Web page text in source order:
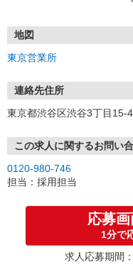
①応募から3営業日を目安に
★スマホでWEB面接（
す
③面接実施（履歴書不要）
※ご希望があれば、職場見
お気軽にご応募ください♪
地図
東京営業所
連絡先住所
東京都渋谷区渋谷3丁目
この求人に関するお問い
0120-980-746
担当：採用担当
応募
1分で
求人応募期間